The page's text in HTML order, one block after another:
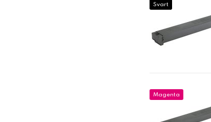
Svart
Magenta